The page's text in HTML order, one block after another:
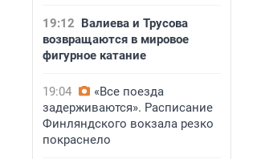
19:12 Валиева и Трусова
возвращаются в мировое
фигурное катание
19:04
«Все поезда
задерживаются». Расписание
Финляндского вокзала резко
покраснело